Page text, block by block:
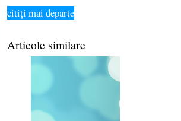
citiţi mai departe
Articole similare